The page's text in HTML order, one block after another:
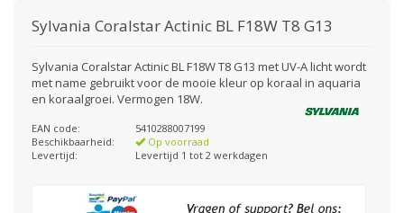
Sylvania Coralstar Actinic BL F18W T8 G13
Sylvania Coralstar Actinic BL F18W T8 G13 met UV-A licht wordt
met name gebruikt voor de mooie kleur op koraal in aquaria
en koraalgroei. Vermogen 18W.
EAN code:
5410288007199
Beschikbaarheid:
Op voorraad
Levertijd:
Levertijd 1 tot 2 werkdagen